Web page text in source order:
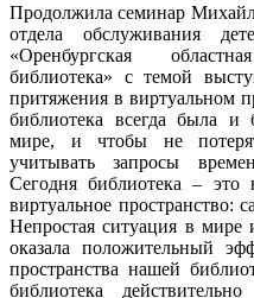
Продолжила семинар
отдела обслуживания
«Оренбургская
библиотека» с темой
притяжения в виртуальном
библиотека всегда была
мире, и чтобы не
учитывать запросы
Сегодня библиотека –
виртуальное пространство:
Непростая ситуация в мире
оказала положительный
пространства нашей
библиотека